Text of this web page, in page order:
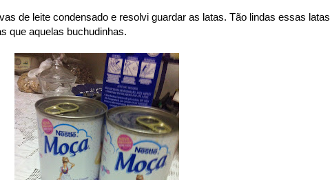
de leite condensado e resolvi guardar as latas. Tão lindas essas latas
que aquelas buchudinhas.